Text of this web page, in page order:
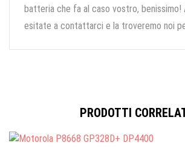
batteria che fa al caso vostro, benissimo!
esitate a contattarci e la troveremo noi
PRODOTTI